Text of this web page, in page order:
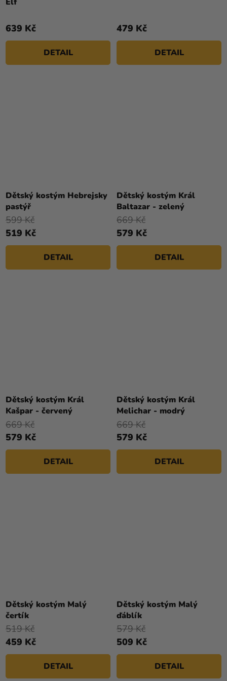
639 Kč
DETAIL
479 Kč
DETAIL
Dětský kostým Hebrejsky
pastýř
519 Kč
599 Kč
DETAIL
Dětský kostým Král
Baltazar - zelený
579 Kč
669 Kč
DETAIL
Dětský kostým Král
Kašpar - červený
579 Kč
669 Kč
DETAIL
Dětský kostým Král
Melichar - modrý
579 Kč
669 Kč
DETAIL
Dětský kostým Malý
čertík
hodnocení
produktu
5
hvězdiček.
459 Kč
519 Kč
DETAIL
Dětský kostým Malý
ďáblík
509 Kč
579 Kč
DETAIL